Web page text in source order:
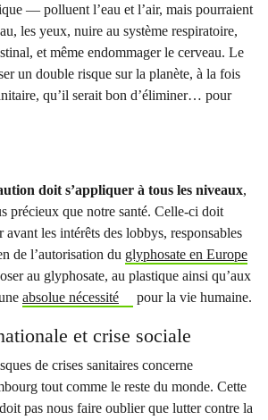
— polluent l’eau et l’air, mais pourraient
les yeux, nuire au système respiratoire,
et même endommager le cerveau. Le
un double risque sur la planète, à la fois
qu’il serait bon d’éliminer… pour
doit s’appliquer à tous les niveaux,
précieux que notre santé. Celle-ci doit
avant les intérêts des lobbys, responsables
de l’autorisation du glyphosate en Europe
au glyphosate, au plastique ainsi qu’aux
absolue nécessité pour la vie humaine.
et crise sociale
de crises sanitaires concerne
tout comme le reste du monde. Cette
pas nous faire oublier que lutter contre la